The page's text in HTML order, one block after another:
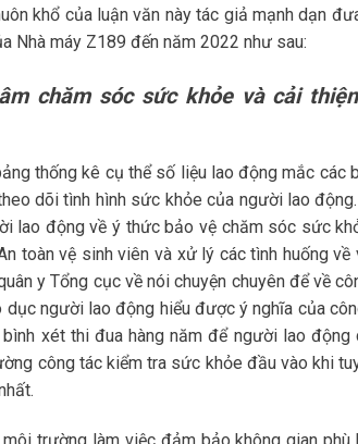
khổ của luận văn này tác giả mạnh dạn
Nhà máy Z189 đến năm 2022 như sau:
chăm sóc sức khỏe và cải
thống kê cụ thể số liệu lao động mắc các
dõi tình hình sức khỏe của người lao
lao động về ý thức bảo vệ chăm sóc sức
toàn vệ sinh viên và xử lý các tình huống
y Tổng cục về nói chuyện chuyên để về
dục người lao động hiểu được ý nghĩa của
xét thi đua hàng năm để người lao
công tác kiểm tra sức khỏe đầu vào khi
trường làm việc đảm bảo không gian